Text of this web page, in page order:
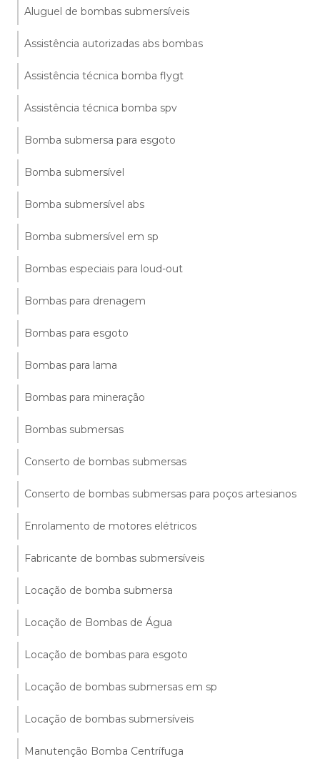
Aluguel de bombas submersíveis
Assistência autorizadas abs bombas
Assistência técnica bomba flygt
Assistência técnica bomba spv
Bomba submersa para esgoto
Bomba submersível
Bomba submersível abs
Bomba submersível em sp
Bombas especiais para loud-out
Bombas para drenagem
Bombas para esgoto
Bombas para lama
Bombas para mineração
Bombas submersas
Conserto de bombas submersas
Conserto de bombas submersas para poços artesianos
Enrolamento de motores elétricos
Fabricante de bombas submersíveis
Locação de bomba submersa
Locação de Bombas de Água
Locação de bombas para esgoto
Locação de bombas submersas em sp
Locação de bombas submersíveis
Manutenção Bomba Centrífuga